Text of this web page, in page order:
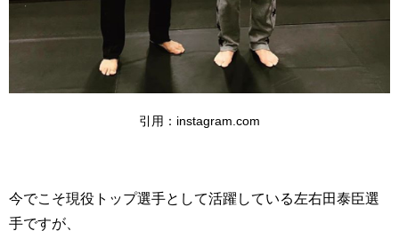
引用：instagram.com
今でこそ現役トップ選手として活躍している左右田泰臣選
手ですが、